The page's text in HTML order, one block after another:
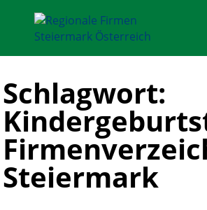
Schlagwort:
Steiermark